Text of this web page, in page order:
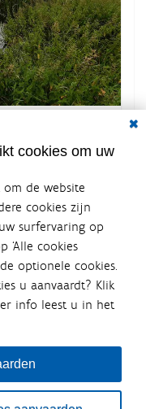
cookies om uw
de website
cookies zijn
surfervaring op
‘Alle cookies
optionele cookies.
u aanvaardt? Klik
info leest u in het
Integraal
(CIW) is een
zijn. Ook
Deze
en
waterbeheer